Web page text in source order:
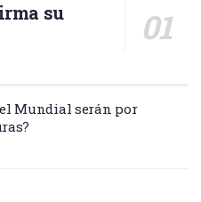
su
Mundial serán por